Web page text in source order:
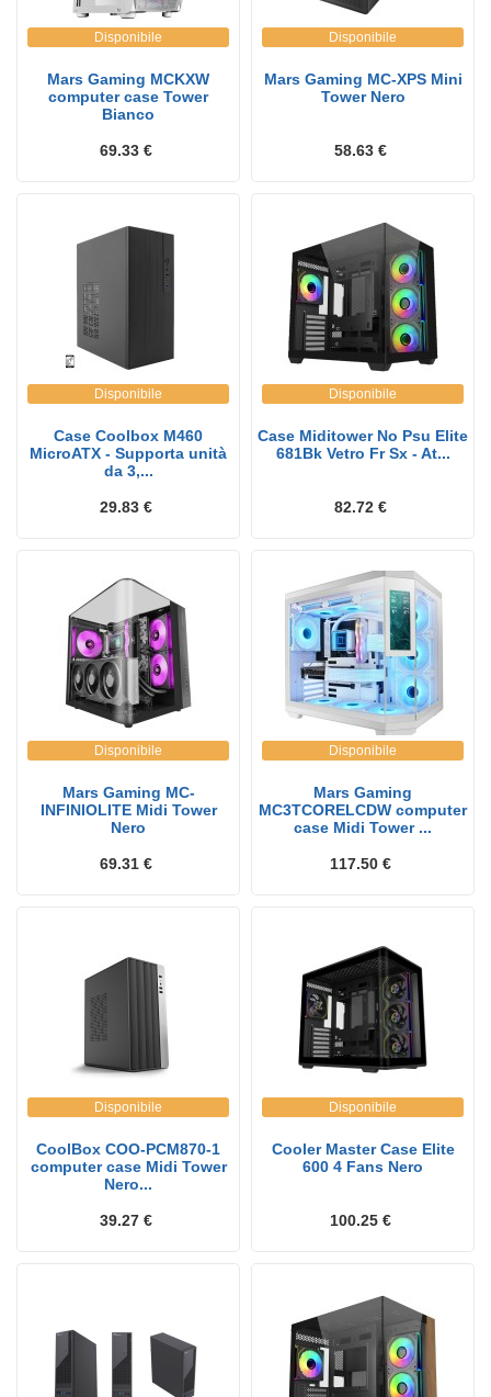
Disponibile
Mars Gaming MCKXW
computer case Tower
Bianco
69.33 €
Disponibile
Mars Gaming MC-XPS Mini
Tower Nero
58.63 €
Disponibile
Case Coolbox M460
MicroATX - Supporta unità
da 3,...
29.83 €
Disponibile
Case Miditower No Psu Elite
681Bk Vetro Fr Sx - At...
82.72 €
Disponibile
Mars Gaming MC-
INFINIOLITE Midi Tower
Nero
69.31 €
Disponibile
Mars Gaming
MC3TCORELCDW computer
case Midi Tower ...
117.50 €
Disponibile
CoolBox COO-PCM870-1
computer case Midi Tower
Nero...
39.27 €
Disponibile
Cooler Master Case Elite
600 4 Fans Nero
100.25 €